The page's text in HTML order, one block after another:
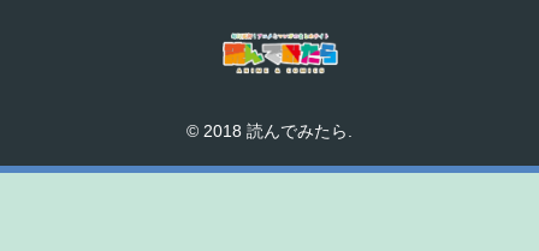
© 2018 読んでみたら.